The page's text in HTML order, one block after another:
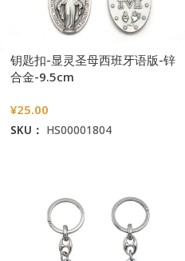
钥匙扣-显灵圣母西班牙语版-锌
合金-9.5cm
¥25.00
SKU： HS00001804